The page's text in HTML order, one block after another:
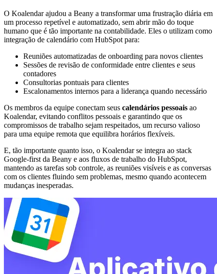
O Koalendar ajudou a Beany a transformar uma frustração diária em
um processo repetível e automatizado, sem abrir mão do toque
humano que é tão importante na contabilidade. Eles o utilizam como
integração de calendário com HubSpot para:
Reuniões automatizadas de onboarding para novos clientes
Sessões de revisão de conformidade entre clientes e seus
contadores
Consultorias pontuais para clientes
Escalonamentos internos para a liderança quando necessário
Os membros da equipe conectam seus calendários pessoais ao
Koalendar, evitando conflitos pessoais e garantindo que os
compromissos de trabalho sejam respeitados, um recurso valioso
para uma equipe remota que equilibra horários flexíveis.
E, tão importante quanto isso, o Koalendar se integra ao stack
Google-first da Beany e aos fluxos de trabalho do HubSpot,
mantendo as tarefas sob controle, as reuniões visíveis e as conversas
com os clientes fluindo sem problemas, mesmo quando acontecem
mudanças inesperadas.